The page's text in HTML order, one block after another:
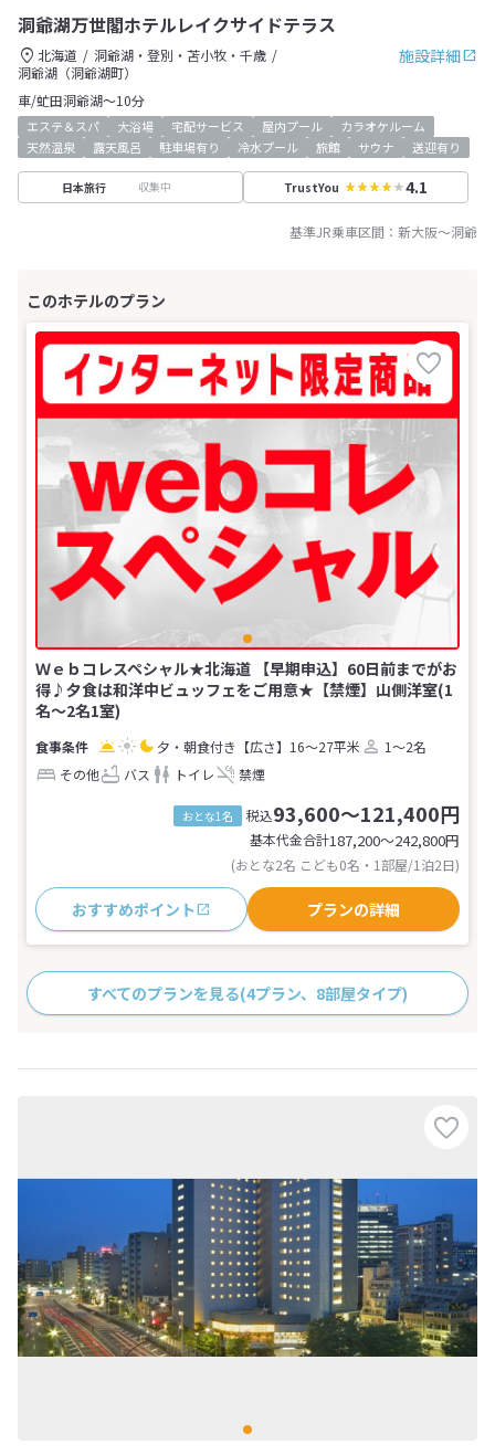
洞爺湖万世閣ホテルレイクサイドテラス
施設詳細
北海道
洞爺湖・登別・苫小牧・千歳
洞爺湖（洞爺湖町）
車/虻田洞爺湖～10分
エステ＆スパ 大浴場 宅配サービス 屋内プール
カラオケルーム
天然温泉
露天風呂 駐車場有り 冷水プール 旅館 サウナ 送迎有り
日本旅行 収集中 TrustYou 4.1
基準JR乗車区間： 新大阪～洞爺
Ｗｅｂコレスペシャル★北海道 【早期申込】60日前までがお
得♪夕食は和洋中ビュッフェをご用意★【禁煙】山側洋室(1
名～2名1室)
夕・朝食付き 【広さ】16～27平米
1～2名
その他
バス トイレ 禁煙
おとな1名 税込93,600～121,400円
基本代金合計187,200〜242,800円
(おとな2名 こども0名・1部屋/1泊2日)
おすすめポイント プランの詳細
すべてのプランを見る(4プラン、8部屋タイプ)